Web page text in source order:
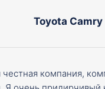
Toyota Camry
честная компания,